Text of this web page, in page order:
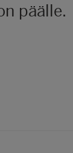
päälle.